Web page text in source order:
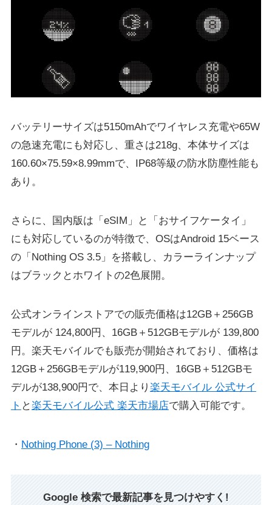
バッテリーサイズは5150mAhでワイヤレス充電や65W
の急速充電にも対応し、重さは218g、本体サイズは
160.60×75.59×8.99mmで、IP68等級の防水防塵性能も
あり。
さらに、国内版は「eSIM」と「おサイフケータイ」
にも対応しているのが特徴で、OSはAndroid 15ベース
の「Nothing OS 3.5」を搭載し、カラーラインナップ
はブラックとホワイトの2色展開。
公式オンラインストアでの販売価格は12GB＋256GB
モデルが 124,800円、16GB＋512GBモデルが 139,800
円。楽天モバイルでも販売が開始されており、価格は
12GB＋256GBモデルが119,900円、16GB＋512GBモ
デルが138,900円で、本日より 楽天モバイル 公式サイ
ト と楽天モバイル公式 楽天市場店で購入可能です。
・ Nothing Phone (3) – Nothing
Google 検索で最新記事を見つけやすく!